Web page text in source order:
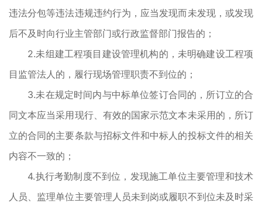
违法分包等违法违规违约行为，应当发现而未发现，或发现
后不及时向行业主管部门或行政监督部门报告的；
2.未组建工程项目建设管理机构的，未明确建设工程项
目监管法人的，履行现场管理职责不到位的；
3.未在规定时间内与中标单位签订合同的，所订立的合
同文本应当采用现行、有效的国家示范文本未采用的，所订
立的合同的主要条款与招标文件和中标人的投标文件的相关
内容不一致的；
4.执行考勤制度不到位，发现施工单位主要管理和技术
人员、监理单位主要管理人员未到岗或履职不到位未及时采